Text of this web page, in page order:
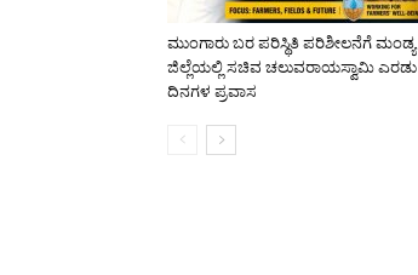
ಮುಂಗಾರು ಬರ ಪರಿಸ್ಥಿತಿ ಪರಿಶೀಲನೆಗೆ ಮಂಡ್ಯ
ಜಿಲ್ಲೆಯಲ್ಲಿ ಸಚಿವ ಚಲುವರಾಯಸ್ವಾಮಿ ಎರಡು
ದಿನಗಳ ಪ್ರವಾಸ